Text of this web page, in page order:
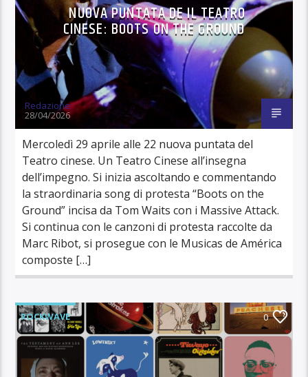
NUOVA PUNTATA DE IL TEATRO
CINESE: BOOTS ON THE GROUND
Redazione
28/04/2026
Mercoledì 29 aprile alle 22 nuova puntata del
Teatro cinese. Un Teatro Cinese all’insegna
dell’impegno. Si inizia ascoltando e commentando
la straordinaria song di protesta “Boots on the
Ground” incisa da Tom Waits con i Massive Attack.
Si continua con le canzoni di protesta raccolte da
Marc Ribot, si prosegue con le Musicas de América
composte […]
ROCKWAVE 0